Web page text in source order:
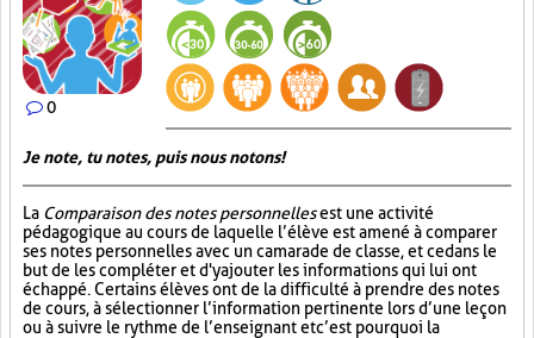
0
Je note, tu notes, puis nous notons!
La Comparaison des notes personnellesest une activité
pédagogique au cours de laquelle l’élève est amené à comparer
ses notes personnelles avec un camarade de classe, et ce dans le
but de les compléter et d'y ajouter les informations qui lui ont
échappé. Certains élèves ont de la difficulté à prendre des notes
de cours, à sélectionner l’information pertinente lors d’une leçon
ou à suivre le rythme de l’enseignant et c’est pourquoi la